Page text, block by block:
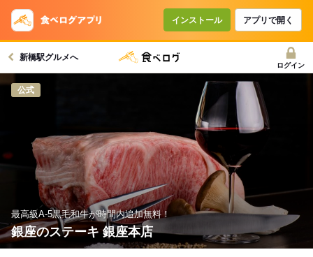
インストール アプリで開く
新橋駅グルメへ
ログイン
公式
最高級A-5黒毛和牛が時間内追加無料！
銀座のステーキ 銀座本店
コースで使えるクーポン
戻る
クーポンを利用せず予約する